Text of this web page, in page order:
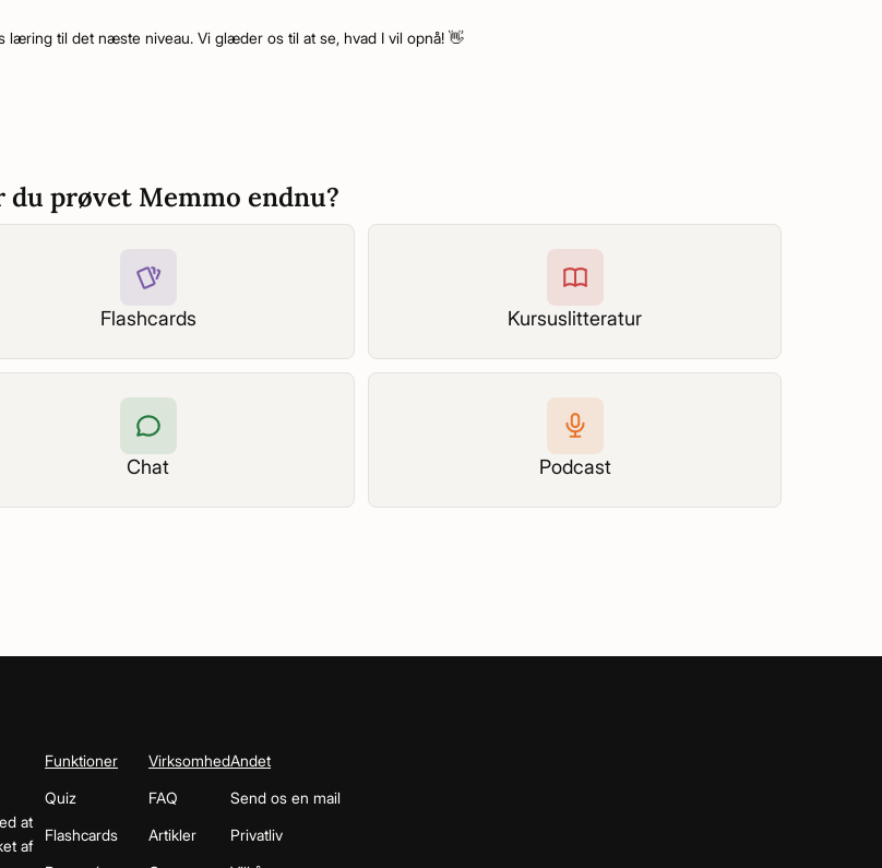
til det næste niveau. Vi glæder os til at se, hvad I vil opnå! 👋
du prøvet Memmo endnu?
Flashcards Kursuslitteratur
Chat Podcast
at
af
Funktioner
Quiz
Flashcards
Virksomhed
FAQ
Artikler
Andet
Send os en mail
Privatliv